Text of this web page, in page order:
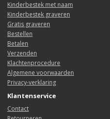
Kinderbestek met naam
Kinderbestek graveren
Gratis graveren
Bestellen
Betalen
Verzenden
Klachtenprocedure
Algemene voorwaarden
Privacy-verklaring
Klantenservice
Contact